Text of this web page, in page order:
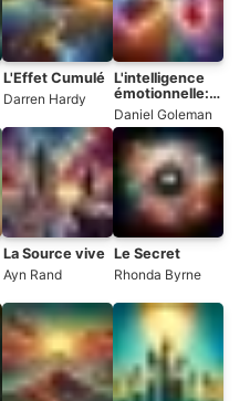
L'Effet Cumulé
Darren Hardy
L'intelligence
émotionnelle:
Pourquoi elle
peut compter
plus que le QI
Daniel Goleman
La Source vive
Ayn Rand
Le Secret
Rhonda Byrne